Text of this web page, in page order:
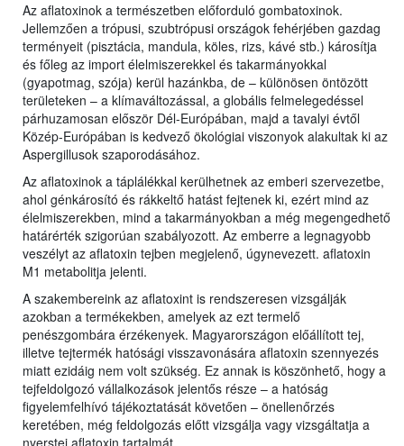
Az aflatoxinok a természetben előforduló gombatoxinok.
Jellemzően a trópusi, szubtrópusi országok fehérjében gazdag
terményeit (pisztácia, mandula, köles, rizs, kávé stb.) károsítja
és főleg az import élelmiszerekkel és takarmányokkal
(gyapotmag, szója) kerül hazánkba, de – különösen öntözött
területeken – a klímaváltozással, a globális felmelegedéssel
párhuzamosan először Dél-Európában, majd a tavalyi évtől
Közép-Európában is kedvező ökológiai viszonyok alakultak ki az
Aspergillusok szaporodásához.
Az aflatoxinok a táplálékkal kerülhetnek az emberi szervezetbe,
ahol génkárosító és rákkeltő hatást fejtenek ki, ezért mind az
élelmiszerekben, mind a takarmányokban a még megengedhető
határérték szigorúan szabályozott. Az emberre a legnagyobb
veszélyt az aflatoxin tejben megjelenő, úgynevezett. aflatoxin
M1 metabolitja jelenti.
A szakembereink az aflatoxint is rendszeresen vizsgálják
azokban a termékekben, amelyek az ezt termelő
penészgombára érzékenyek. Magyarországon előállított tej,
illetve tejtermék hatósági visszavonására aflatoxin szennyezés
miatt ezidáig nem volt szükség. Ez annak is köszönhető, hogy a
tejfeldolgozó vállalkozások jelentős része – a hatóság
figyelemfelhívó tájékoztatását követően – önellenőrzés
keretében, még feldolgozás előtt vizsgálja vagy vizsgáltatja a